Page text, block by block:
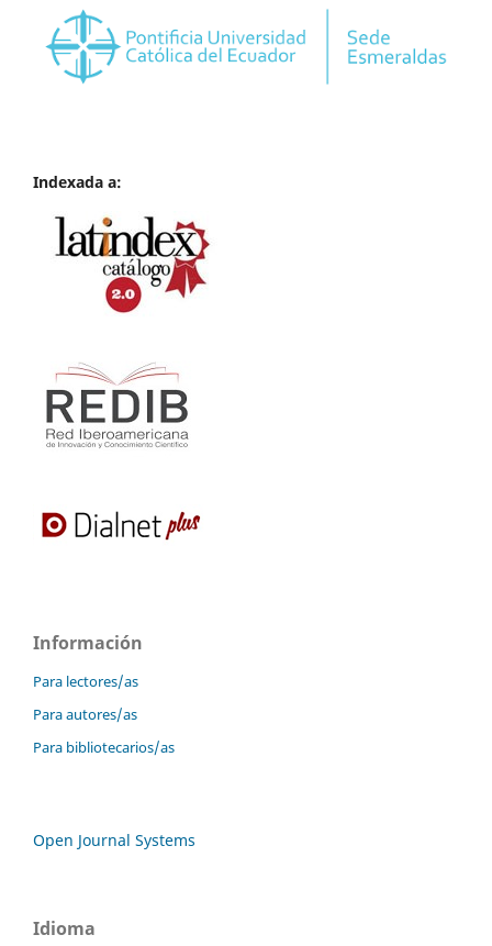
Indexada a:
Información
Para lectores/as
Para autores/as
Para bibliotecarios/as
Open Journal Systems
Idioma